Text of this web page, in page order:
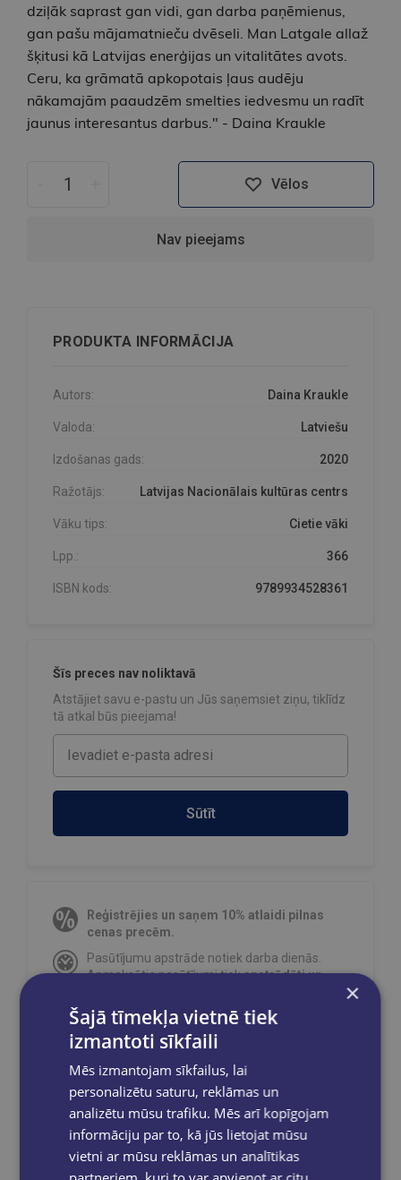
dziļāk saprast gan vidi, gan darba paņēmienus,
gan pašu mājamatnieču dvēseli. Man Latgale allaž
šķitusi kā Latvijas enerģijas un vitalitātes avots.
Ceru, ka grāmatā apkopotais ļaus audēju
nākamajām paaudzēm smelties iedvesmu un radīt
jaunus interesantus darbus." - Daina Kraukle
Vēlos
Nav pieejams
PRODUKTA INFORMĀCIJA
Autors: Daina Kraukle
Valoda: Latviešu
Izdošanas gads: 2020
Ražotājs: Latvijas Nacionālais kultūras centrs
Vāku tips: Cietie vāki
Lpp.: 366
ISBN kods: 9789934528361
Šīs preces nav noliktavā
Atstājiet savu e-pastu un Jūs saņemsiet ziņu, tiklīdz
tā atkal būs pieejama!
Sūtīt
Reģistrējies un saņem 10% atlaidi pilnas
cenas precēm.
Pasūtījumu apstrāde notiek darba dienās.
Apmaksātie pasūtījumi tiekapstrādāti un
Bezmaksas piegādeuz OMNIVA
pakomātiem Latvijā pasūtījumiem no €40.00.
grāmatnīcā 1-5 darba dienu laikā, kad
pasūtījums būs gatavs saņemšanai, saņemsi
e-pastu un/ vai SMS.
×
Šajā tīmekļa vietnē tiek
izmantoti sīkfaili
Mēs izmantojam sīkfailus, lai
personalizētu saturu, reklāmas un
analizētu mūsu trafiku. Mēs arī kopīgojam
informāciju par to, kā jūs lietojat mūsu
vietni ar mūsu reklāmas un analītikas